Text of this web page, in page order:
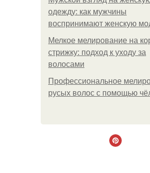
одежду: как мужчины
воспринимают женскую
Мелкое мелирование на
стрижку: подход к уходу за
волосами
Профессиональное
русых волос с помощью